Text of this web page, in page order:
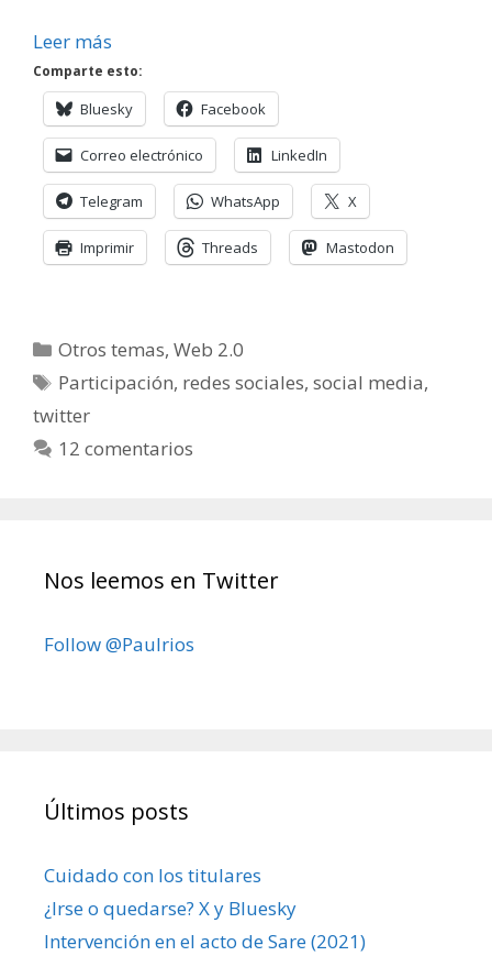
Leer más
Comparte esto:
Bluesky Facebook
Correo electrónico LinkedIn
Telegram WhatsApp X
Imprimir Threads Mastodon
Categorías
Otros temas,Web 2.0
Etiquetas
Participación, redes sociales,social media,
twitter
12 comentarios
Nos leemos en Twitter
Follow @Paulrios
Últimos posts
Cuidado con los titulares
¿Irse o quedarse? X y Bluesky
Intervención en el acto de Sare (2021)